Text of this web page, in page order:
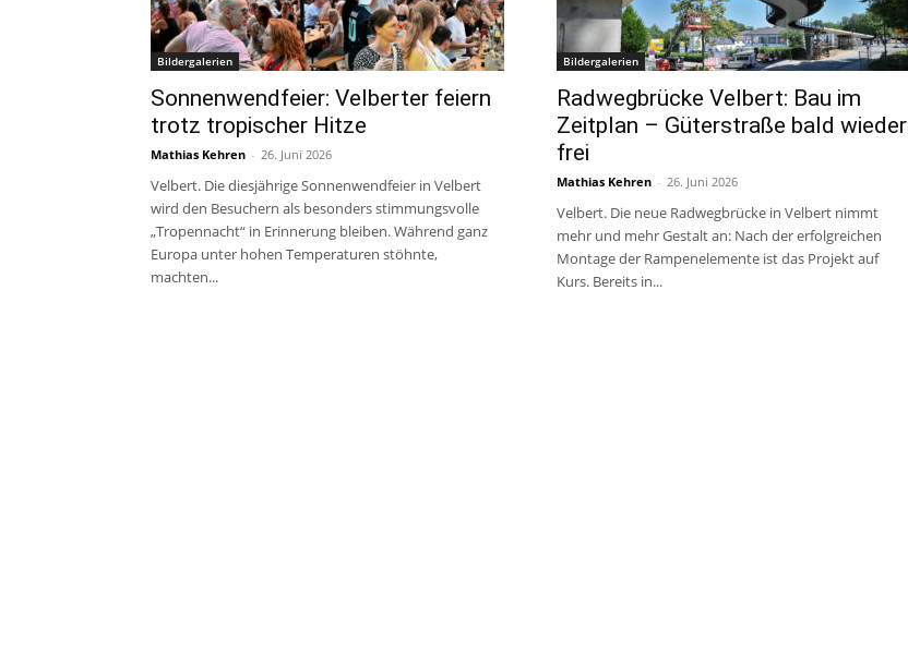
Bildergalerien
Sonnenwendfeier: Velberter feiern
trotz tropischer Hitze
Mathias Kehren - 26. Juni 2026
Velbert. Die diesjährige Sonnenwendfeier in Velbert
wird den Besuchern als besonders stimmungsvolle
„Tropennacht“ in Erinnerung bleiben. Während ganz
Europa unter hohen Temperaturen stöhnte,
machten...
Bildergalerien
Radwegbrücke Velbert: Bau im
Zeitplan – Güterstraße bald wieder
frei
Mathias Kehren - 26. Juni 2026
Velbert. Die neue Radwegbrücke in Velbert nimmt
mehr und mehr Gestalt an: Nach der erfolgreichen
Montage der Rampenelemente ist das Projekt auf
Kurs. Bereits in...